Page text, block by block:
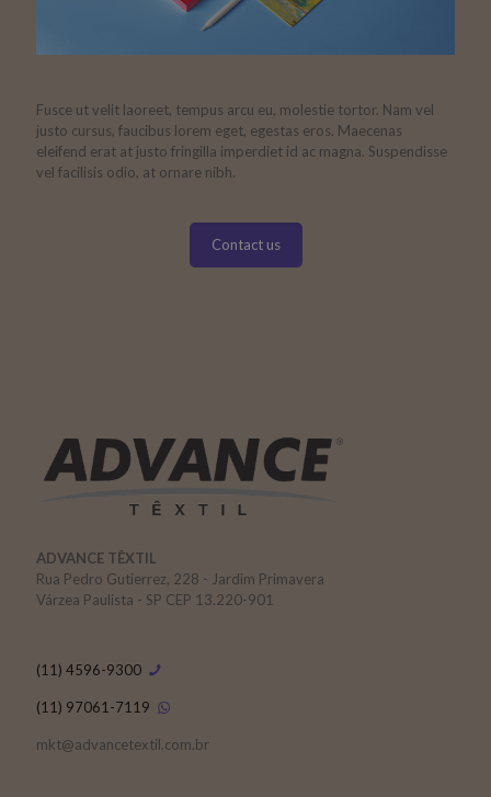
Fusce ut velit laoreet, tempus arcu eu, molestie tortor. Nam vel
justo cursus, faucibus lorem eget, egestas eros. Maecenas
eleifend erat at justo fringilla imperdiet id ac magna. Suspendisse
vel facilisis odio, at ornare nibh.
Contact us
ADVANCE TÊXTIL
Rua Pedro Gutierrez, 228 - Jardim Primavera
Várzea Paulista - SP CEP 13.220-901
(11) 4596-9300
(11) 97061-7119
mkt@advancetextil.com.br